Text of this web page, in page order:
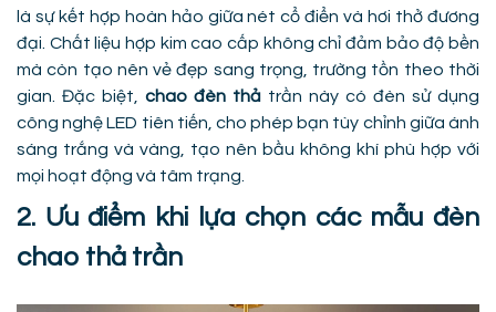
là sự kết hợp hoàn hảo giữa nét cổ điển và hơi thở đương
đại. Chất liệu hợp kim cao cấp không chỉ đảm bảo độ bền
mà còn tạo nên vẻ đẹp sang trọng, trường tồn theo thời
gian. Đặc biệt, chao đèn thả trần này có đèn sử dụng
công nghệ LED tiên tiến, cho phép bạn tùy chỉnh giữa ánh
sáng trắng và vàng, tạo nên bầu không khí phù hợp với
mọi hoạt động và tâm trạng.
2. Ưu điểm khi lựa chọn các mẫu đèn
chao thả trần